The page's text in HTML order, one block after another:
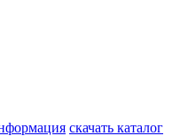
скачать каталог